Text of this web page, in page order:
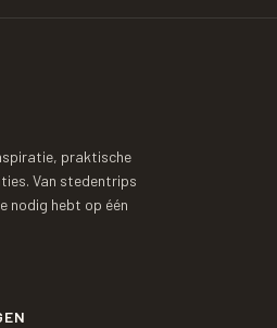
praktische
Van stedentrips
nodig hebt op één